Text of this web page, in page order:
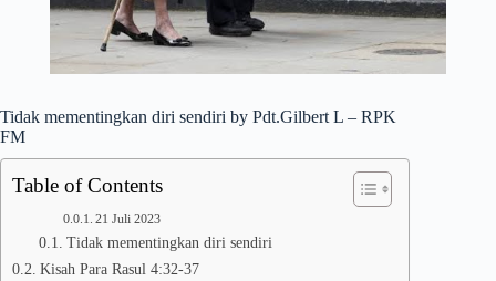
Tidak mementingkan diri sendiri by Pdt.Gilbert L – RPK
FM
Table of Contents
21 Juli 2023
Tidak mementingkan diri sendiri
Kisah Para Rasul 4:32-37